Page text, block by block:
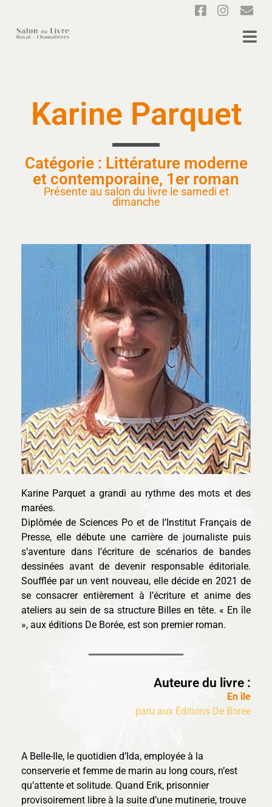
Karine Parquet
Catégorie : Littérature moderne
et contemporaine, 1er roman
Présente au salon du livre le samedi et
dimanche
Karine Parquet a grandi au rythme des mots et des
marées.
Diplômée de Sciences Po et de l’Institut Français de
Presse, elle débute une carrière de journaliste puis
s’aventure dans l’écriture de scénarios de bandes
dessinées avant de devenir responsable éditoriale.
Soufflée par un vent nouveau, elle décide en 2021 de
se consacrer entièrement à l’écriture et anime des
ateliers au sein de sa structure Billes en tête. « En île
», aux éditions De Borée, est son premier roman.
Auteure du livre :
En île
paru aux Éditions De Borée
A Belle-Ile, le quotidien d’Ida, employée à la
conserverie et femme de marin au long cours, n’est
qu’attente et solitude. Quand Erik, prisonnier
provisoirement libre à la suite d’une mutinerie, trouve